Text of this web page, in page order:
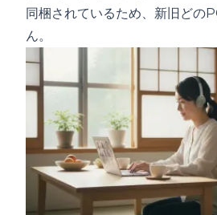
同梱されているため、新旧どの
ん。